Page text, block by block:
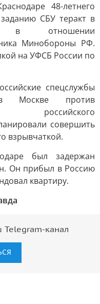
48-летнего
СБУ теракт в
в отношении
Минобороны РФ.
на УФСБ России по
спецслужбы
в Москве против
российского
совершить
взрывчаткой.
был задержан
Он прибыл в Россию
квартиру.
Telegram-канал